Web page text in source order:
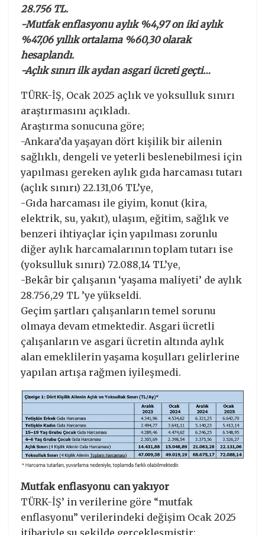
28.756 TL.
-Mutfak enflasyonu aylık %4,97 on iki aylık
%47,06 yıllık ortalama %60,30 olarak
hesaplandı.
-Açlık sınırı ilk aydan asgari ücreti geçti…
TÜRK-İŞ, Ocak 2025 açlık ve yoksulluk sınırı
araştırmasını açıkladı.
Araştırma sonucuna göre;
-Ankara’da yaşayan dört kişilik bir ailenin
sağlıklı, dengeli ve yeterli beslenebilmesi için
yapılması gereken aylık gıda harcaması tutarı
(açlık sınırı) 22.131,06 TL’ye,
-Gıda harcaması ile giyim, konut (kira,
elektrik, su, yakıt), ulaşım, eğitim, sağlık ve
benzeri ihtiyaçlar için yapılması zorunlu
diğer aylık harcamalarının toplam tutarı ise
(yoksulluk sınırı) 72.088,14 TL’ye,
-Bekâr bir çalışanın ‘yaşama maliyeti’ de aylık
28.756,29 TL ’ye yükseldi.
Geçim şartları çalışanların temel sorunu
olmaya devam etmektedir. Asgari ücretli
çalışanların ve asgari ücretin altında aylık
alan emeklilerin yaşama koşulları gelirlerine
yapılan artışa rağmen iyileşmedi.
Mutfak enflasyonu can yakıyor
TÜRK-İŞ’ in verilerine göre “mutfak
enflasyonu” verilerindeki değişim Ocak 2025
itibariyle şu şekilde gerçekleşmiştir: